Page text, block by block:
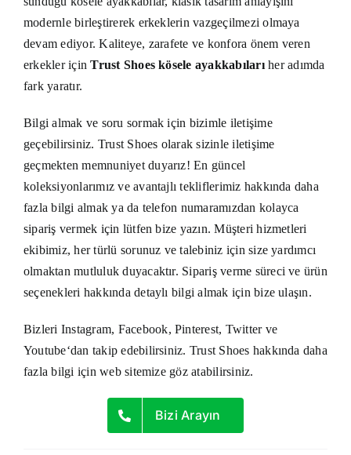
modernle birleştirerek erkeklerin vazgeçilmezi olmaya
devam ediyor. Kaliteye, zarafete ve konfora önem veren
erkekler içinTrust Shoes kösele ayakkabılarıher adımda
fark yaratır.
Bilgi almak ve soru sormak için bizimle iletişime
geçebilirsiniz. Trust Shoes olarak sizinle iletişime
geçmekten memnuniyet duyarız! En güncel
koleksiyonlarımız ve avantajlı tekliflerimiz hakkında daha
fazla bilgi almak ya da telefon numaramızdan kolayca
sipariş vermek için lütfenbize yazın. Müşteri hizmetleri
ekibimiz, her türlü sorunuz ve talebiniz için size yardımcı
olmaktan mutluluk duyacaktır. Sipariş verme süreci ve ürün
seçenekleri hakkında detaylı bilgi almak için bize ulaşın.
Bizleri Instagram, Facebook, Pinterest, Twitterve
Youtube‘dan takip edebilirsiniz. Trust Shoes hakkında daha
fazla bilgi içinweb sitemizegöz atabilirsiniz.
Bizi Arayın